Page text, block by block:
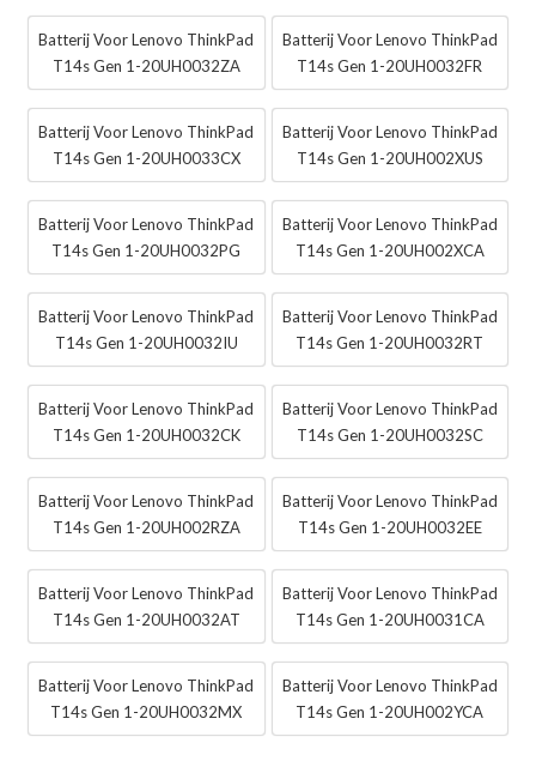
Batterij Voor Lenovo ThinkPad
T14s Gen 1-20UH0032ZA
Batterij Voor Lenovo ThinkPad
T14s Gen 1-20UH0032FR
Batterij Voor Lenovo ThinkPad
T14s Gen 1-20UH0033CX
Batterij Voor Lenovo ThinkPad
T14s Gen 1-20UH002XUS
Batterij Voor Lenovo ThinkPad
T14s Gen 1-20UH0032PG
Batterij Voor Lenovo ThinkPad
T14s Gen 1-20UH002XCA
Batterij Voor Lenovo ThinkPad
T14s Gen 1-20UH0032IU
Batterij Voor Lenovo ThinkPad
T14s Gen 1-20UH0032RT
Batterij Voor Lenovo ThinkPad
T14s Gen 1-20UH0032CK
Batterij Voor Lenovo ThinkPad
T14s Gen 1-20UH0032SC
Batterij Voor Lenovo ThinkPad
T14s Gen 1-20UH002RZA
Batterij Voor Lenovo ThinkPad
T14s Gen 1-20UH0032EE
Batterij Voor Lenovo ThinkPad
T14s Gen 1-20UH0032AT
Batterij Voor Lenovo ThinkPad
T14s Gen 1-20UH0031CA
Batterij Voor Lenovo ThinkPad
T14s Gen 1-20UH0032MX
Batterij Voor Lenovo ThinkPad
T14s Gen 1-20UH002YCA